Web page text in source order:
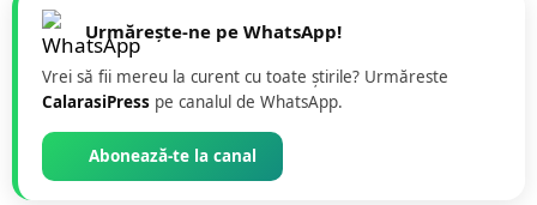
Urmărește-ne pe WhatsApp!
Vrei să fii mereu la curent cu toate știrile? Urmăreste
CalarasiPress pe canalul de WhatsApp.
Abonează-te la canal